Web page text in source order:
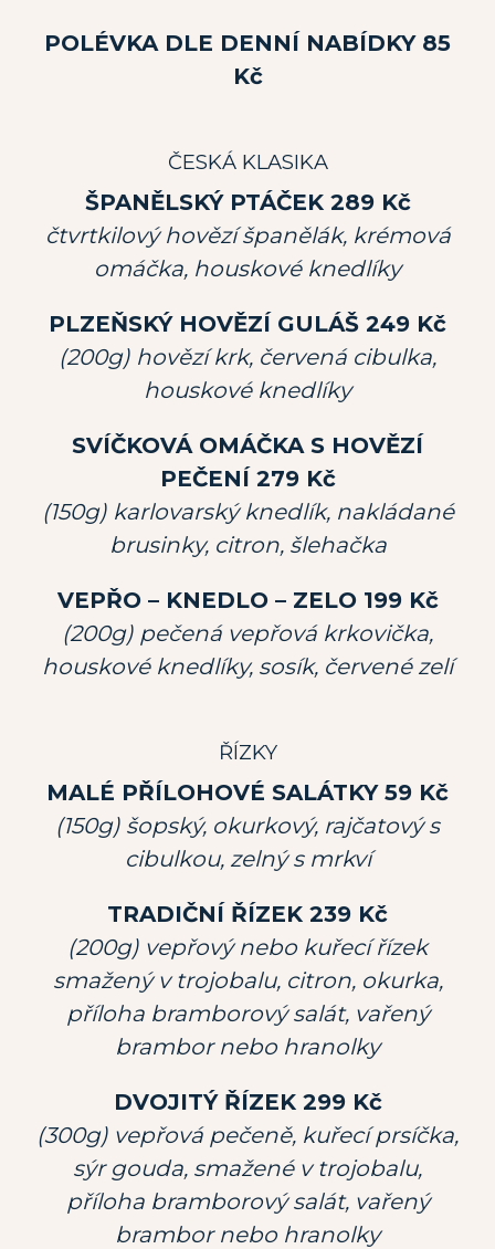
POLÉVKA DLE DENNÍ NABÍDKY 85
Kč
ČESKÁ KLASIKA
ŠPANĚLSKÝ PTÁČEK 289 Kč
čtvrtkilový hovězí španělák, krémová
omáčka, houskové knedlíky
PLZEŇSKÝ HOVĚZÍ GULÁŠ 249 Kč
(200g) hovězí krk, červená cibulka,
houskové knedlíky
SVÍČKOVÁ OMÁČKA S HOVĚZÍ
PEČENÍ 279 Kč
(150g) karlovarský knedlík, nakládané
brusinky, citron, šlehačka
VEPŘO – KNEDLO – ZELO 199 Kč
(200g) pečená vepřová krkovička,
houskové knedlíky, sosík, červené zelí
ŘÍZKY
MALÉ PŘÍLOHOVÉ SALÁTKY 59 Kč
(150g) šopský, okurkový, rajčatový s
cibulkou, zelný s mrkví
TRADIČNÍ ŘÍZEK 239 Kč
(200g) vepřový nebo kuřecí řízek
smažený v trojobalu, citron, okurka,
příloha bramborový salát, vařený
brambor nebo hranolky
DVOJITÝ ŘÍZEK 299 Kč
(300g) vepřová pečeně, kuřecí prsíčka,
sýr gouda, smažené v trojobalu,
příloha bramborový salát, vařený
brambor nebo hranolky